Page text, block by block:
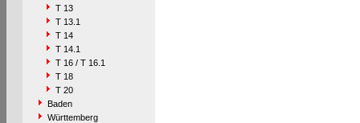
T 13
T 13.1
T 14
T 14.1
T 16 / T 16.1
T 18
T 20
Baden
Württemberg